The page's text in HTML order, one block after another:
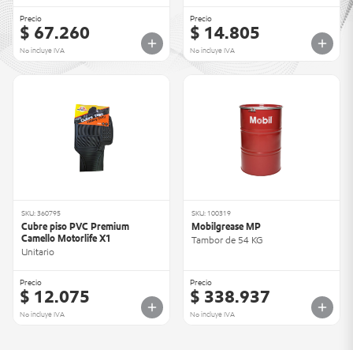
Precio
$ 67.260
No incluye IVA
Precio
$ 14.805
No incluye IVA
SKU: 360795
Cubre piso PVC Premium
Camello Motorlife X1
Unitario
Precio
$ 12.075
No incluye IVA
SKU: 100319
Mobilgrease MP
Tambor de 54 KG
Precio
$ 338.937
No incluye IVA